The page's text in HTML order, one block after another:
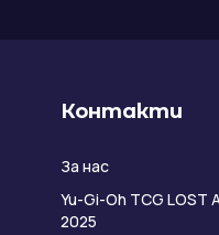
Контакти
За нас
Yu-Gi-Oh TCG LOST
2025